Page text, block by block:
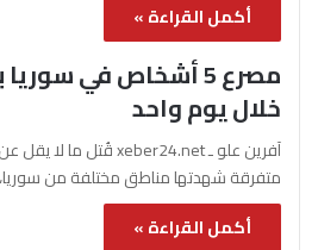
أكمل القراءة »
مصرع 5 أشخاص في
خلال يوم واحد
متفرقة شهدتها مناطق مختلفة من
أكمل القراءة »